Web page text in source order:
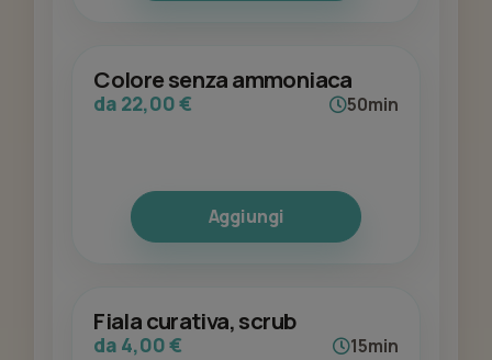
Colore senza ammoniaca
da 22,00 € 50min
Aggiungi
Fiala curativa, scrub
da 4,00 € 15min